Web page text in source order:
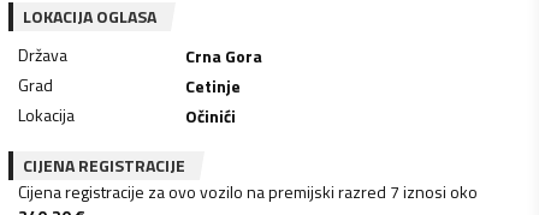
LOKACIJA OGLASA
Država
Crna Gora
Grad
Cetinje
Lokacija
Očinići
CIJENA REGISTRACIJE
Cijena registracije za ovo vozilo na premijski razred 7 iznosi oko